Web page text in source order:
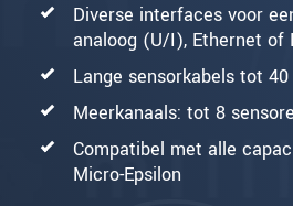
Diverse interfaces voor
analoog (U/I), Ethernet of
Lange sensorkabels tot 40
Meerkanaals: tot 8
Compatibel met alle
Micro-Epsilon